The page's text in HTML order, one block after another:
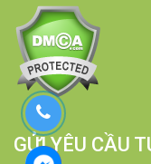
GỬI YÊU CẦU